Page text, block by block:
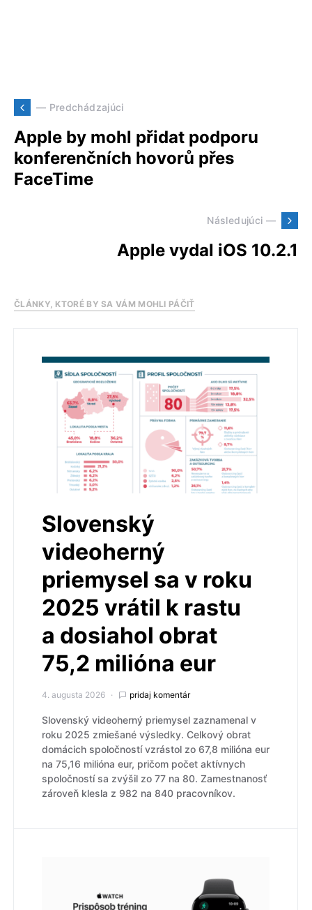
— Predchádzajúci
Apple by mohl přidat podporu
konferenčních hovorů přes
FaceTime
Následujúci —
Apple vydal iOS 10.2.1
ČLÁNKY, KTORÉ BY SA VÁM MOHLI PÁČIŤ
Slovenský
videoherný
priemysel sa v roku
2025 vrátil k rastu
a dosiahol obrat
75,2 milióna eur
4. augusta 2026 pridaj komentár
Slovenský videoherný priemysel zaznamenal v
roku 2025 zmiešané výsledky. Celkový obrat
domácich spoločností vzrástol zo 67,8 milióna eur
na 75,16 milióna eur, pričom počet aktívnych
spoločností sa zvýšil zo 77 na 80. Zamestnanosť
zároveň klesla z 982 na 840 pracovníkov.